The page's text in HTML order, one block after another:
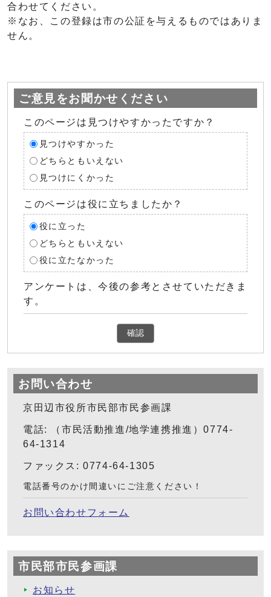
合わせてください。
※なお、この登録は市の公証を与えるものではありま
せん。
ご意見をお聞かせください
このページは見つけやすかったですか？
見つけやすかった
どちらともいえない
見つけにくかった
このページは役に立ちましたか？
役に立った
どちらともいえない
役に立たなかった
アンケートは、今後の参考とさせていただきま
す。
確認
お問い合わせ
京田辺市役所市民部市民参画課
電話: （市民活動推進/地学連携推進）0774-
64-1314
ファックス: 0774-64-1305
電話番号のかけ間違いにご注意ください！
お問い合わせフォーム
市民部市民参画課
お知らせ